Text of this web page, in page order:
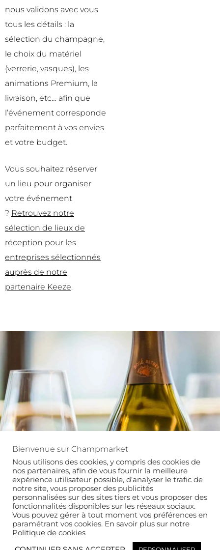
nous validons avec vous
tous les détails : la
sélection du champagne,
le choix du matériel
(verrerie, vasques), les
animations Premium, la
livraison, etc… afin que
l’événement corresponde
parfaitement à vos envies
et votre budget.
Vous souhaitez réserver
un lieu pour organiser
votre événement
? Retrouvez notre
sélection de lieux de
réception pour les
entreprises sélectionnés
auprès de notre
partenaire Keeze.
Bienvenue sur Champmarket
Nous utilisons des cookies, y compris des cookies de
nos partenaires, afin de vous fournir la meilleure
expérience utilisateur possible, d’analyser le trafic de
notre site, vous proposer des publicités
personnalisées sur des sites tiers et vous proposer des
fonctionnalités disponibles sur les réseaux sociaux.
Vous pouvez gérer à tout moment vos préférences en
paramétrant vos cookies. En savoir plus sur notre
Politique de cookies